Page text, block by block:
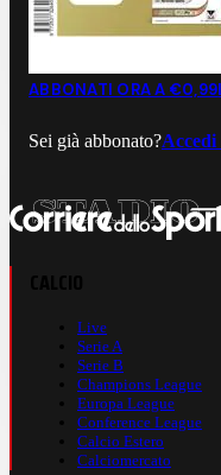
ABBONATI ORA A €0,99
Sei già abbonato?Accedi
Live
Serie A
Serie B
Champions League
Europa League
Conference League
Calcio Estero
Calciomercato